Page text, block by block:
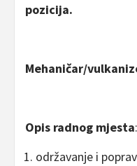
pozicija.
Mehaničar/
Opis radnog mjesta:
održavanje i